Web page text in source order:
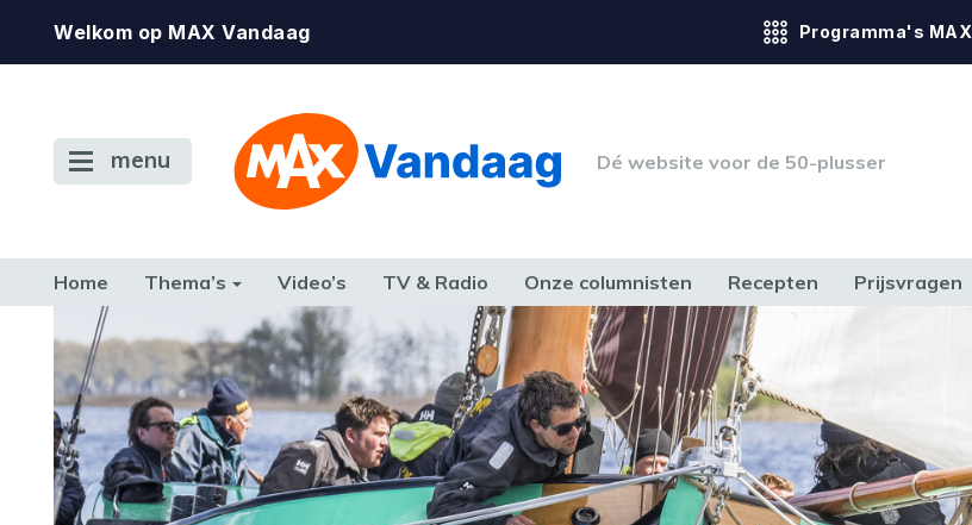
Welkom op MAX Vandaag Programma's MAX
menu Dé website voor de 50-plusser
Home Thema’s Video’s TV & Radio Onze columnisten Recepten Prijsvragen
CONSUMENT ETEN & DRINKEN FAMILIE & RELATIE GELD, WERK & RECHT GEZONDHEID & SPORT
TERUG NAAR TOEN